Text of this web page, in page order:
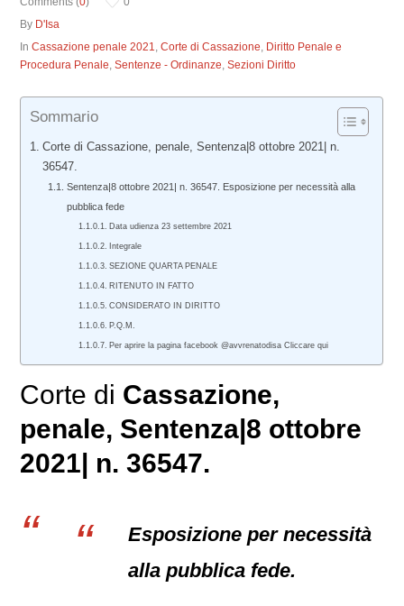
By D'Isa
InCassazione penale 2021,Corte di Cassazione, Diritto Penale e
Procedura Penale,Sentenze - Ordinanze,Sezioni Diritto
Sommario
Corte di Cassazione, penale, Sentenza|8 ottobre 2021| n.
36547.
Sentenza|8 ottobre 2021| n. 36547. Esposizione per necessità alla
pubblica fede
Data udienza 23 settembre 2021
Integrale
SEZIONE QUARTA PENALE
RITENUTO IN FATTO
CONSIDERATO IN DIRITTO
P.Q.M.
Per aprire la pagina facebook @avvrenatodisa Cliccare qui
Corte di Cassazione,
penale, Sentenza|8 ottobre
2021| n. 36547.
Esposizione per necessità
alla pubblica fede.